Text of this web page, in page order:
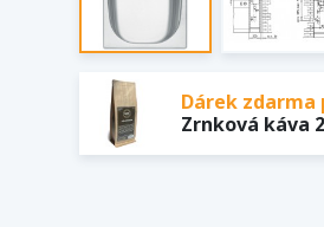
Dárek zdarma
Zrnková káva